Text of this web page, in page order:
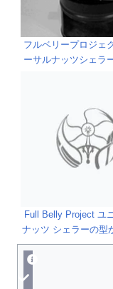
フルベリープロジェ
ーサルナッツシェラ
Full Belly Project ユ
ナッツ シェラーの型
取り出す